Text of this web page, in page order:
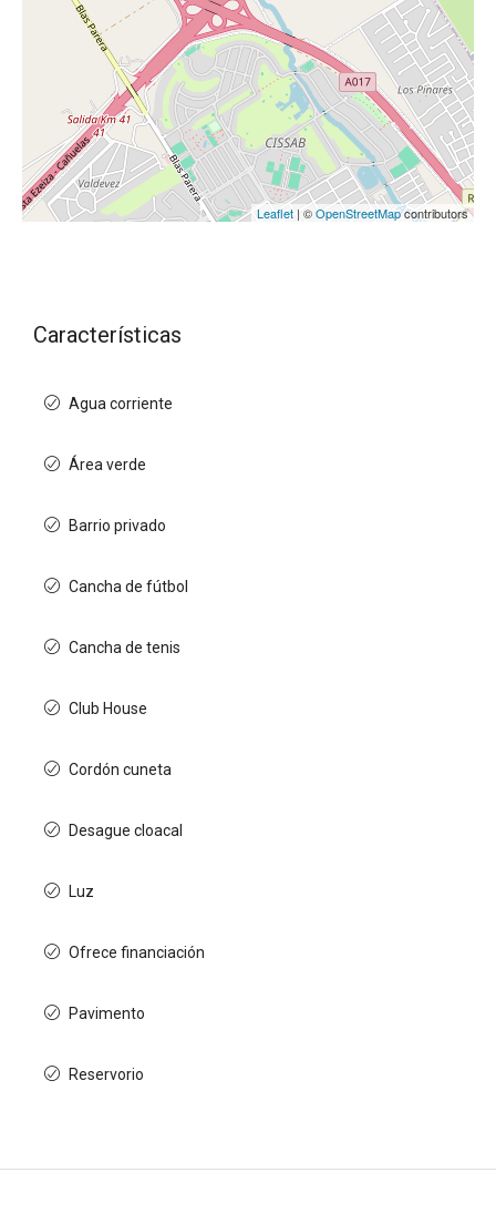
Leaflet | ©OpenStreetMapcontributors
Características
Agua corriente
Área verde
Barrio privado
Cancha de fútbol
Cancha de tenis
Club House
Cordón cuneta
Desague cloacal
Luz
Ofrece financiación
Pavimento
Reservorio